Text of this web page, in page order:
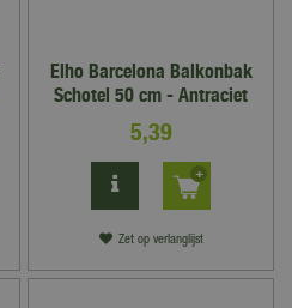
Elho Barcelona Balkonbak
Schotel 50 cm - Antraciet
5,39
Zet op verlanglijst